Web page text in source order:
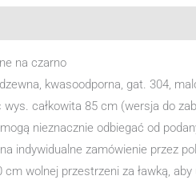
na czarno
kwasoodporna, gat. 304,
całkowita 85 cm (wersja do
nieznacznie odbiegać od
indywidualne zamówienie przez
wolnej przestrzeni za ławką,